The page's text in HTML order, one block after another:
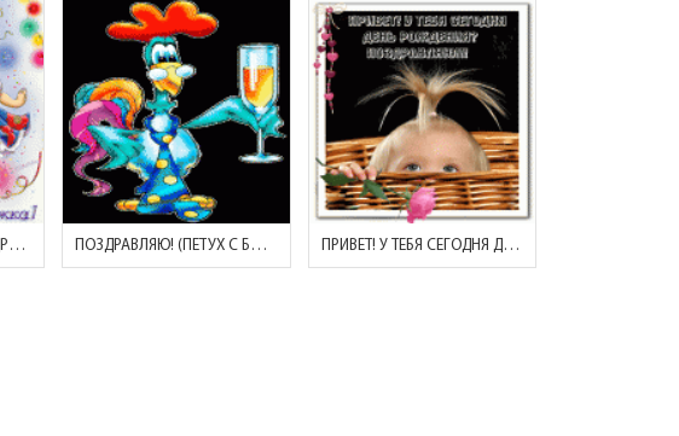
С ДНЕМ РОЖДЕНИЯ, ПОДРУЖКА! (ТАНЦУЮЩИЕ ДЕВОЧКИ) ПОЗДРАВЛЯЮ! (ПЕТУХ С БОКАЛОМ ШАМПАНСКОГО) ПРИВЕТ! У ТЕБЯ СЕГОДНЯ ДЕНЬ РОЖДЕНИЯ? ПОЗДРАВЛЯЮ!